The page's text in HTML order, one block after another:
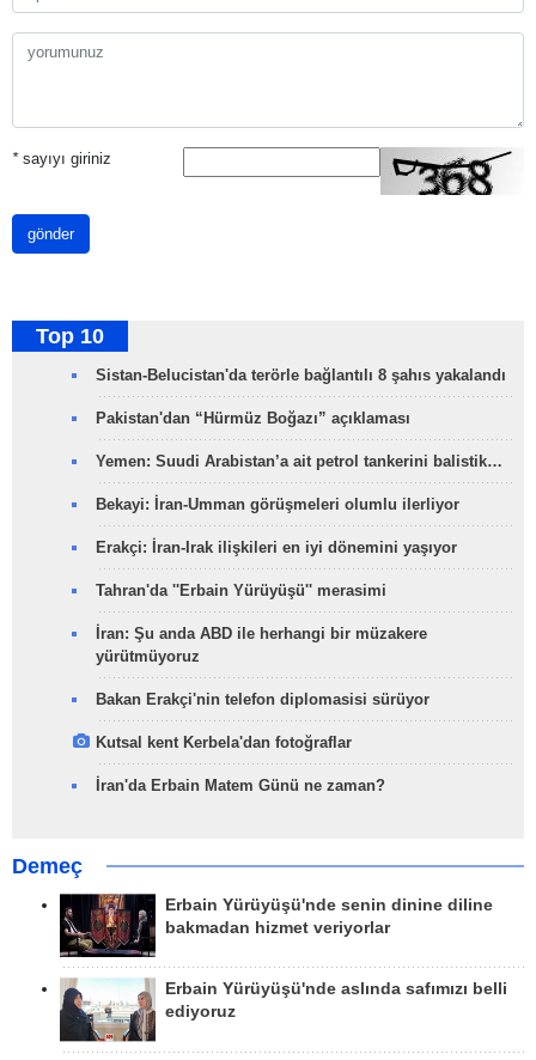
*sayıyı giriniz
gönder
Top 10
Sistan-Belucistan'da terörle bağlantılı 8 şahıs yakalandı
Pakistan'dan “Hürmüz Boğazı” açıklaması
Yemen: Suudi Arabistan’a ait petrol tankerini balistik…
Bekayi: İran-Umman görüşmeleri olumlu ilerliyor
Erakçi: İran-Irak ilişkileri en iyi dönemini yaşıyor
Tahran'da ''Erbain Yürüyüşü'' merasimi
İran: Şu anda ABD ile herhangi bir müzakere
yürütmüyoruz
Bakan Erakçi'nin telefon diplomasisi sürüyor
Kutsal kent Kerbela'dan fotoğraflar
İran'da Erbain Matem Günü ne zaman?
Demeç
Erbain Yürüyüşü'nde senin dinine diline
bakmadan hizmet veriyorlar
Erbain Yürüyüşü'nde aslında safımızı belli
ediyoruz